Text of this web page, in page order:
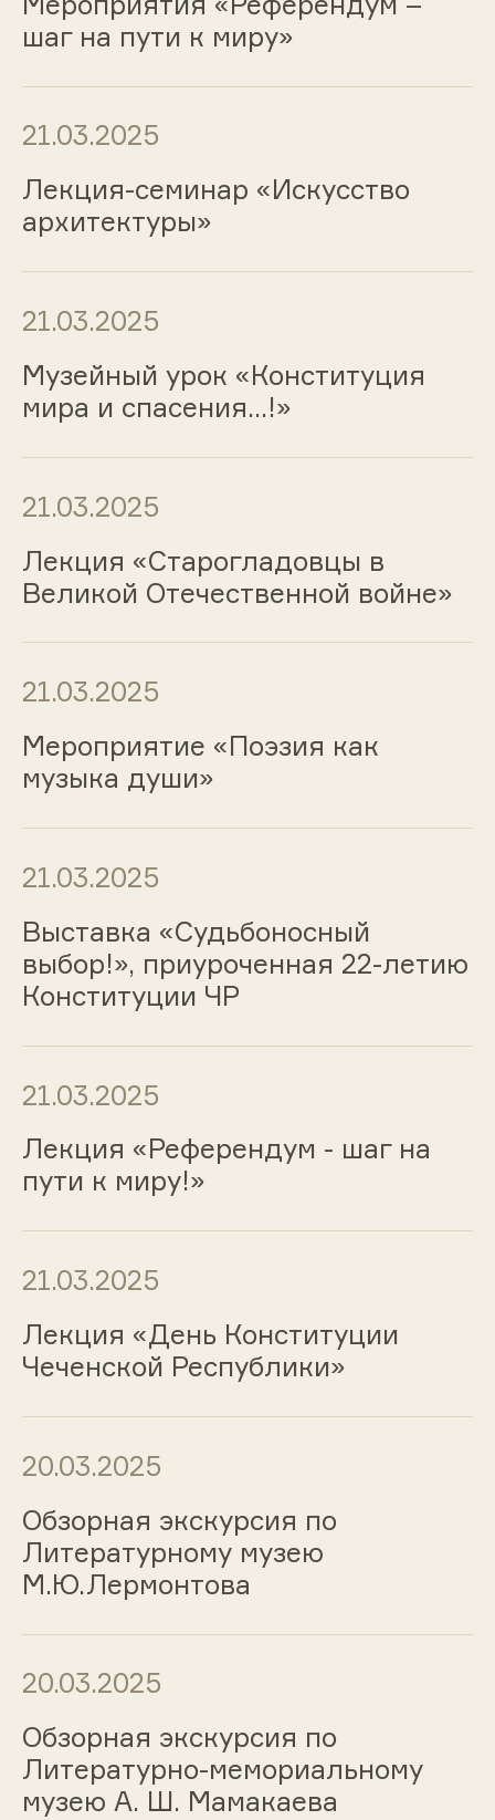
шаг на пути к миру»
21.03.2025
Лекция-семинар «Искусство
архитектуры»
21.03.2025
Музейный урок «Конституция
мира и спасения...!»
21.03.2025
Лекция «Старогладовцы в
Великой Отечественной войне»
21.03.2025
Мероприятие «Поэзия как
музыка души»
21.03.2025
Выставка «Судьбоносный
выбор!», приуроченная 22-летию
Конституции ЧР
21.03.2025
Лекция «Референдум - шаг на
пути к миру!»
21.03.2025
Лекция «День Конституции
Чеченской Республики»
20.03.2025
Обзорная экскурсия по
Литературному музею
М.Ю.Лермонтова
20.03.2025
Обзорная экскурсия по
Литературно-мемориальному
музею А. Ш. Мамакаева